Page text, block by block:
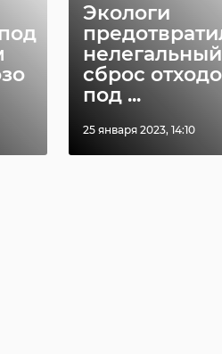
Экологи
нелегальный
сброс
под ...
25 января 2023, 14:10